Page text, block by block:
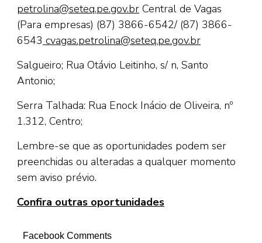
petrolina@seteq.pe.gov.br Central de Vagas
(Para empresas) (87) 3866-6542/ (87) 3866-
6543 cvagas.petrolina@seteq.pe.gov.br
Salgueiro; Rua Otávio Leitinho, s/ n, Santo
Antonio;
Serra Talhada: Rua Enock Inácio de Oliveira, nº
1.312, Centro;
Lembre-se que as oportunidades podem ser
preenchidas ou alteradas a qualquer momento
sem aviso prévio.
Confira outras oportunidades
Facebook Comments